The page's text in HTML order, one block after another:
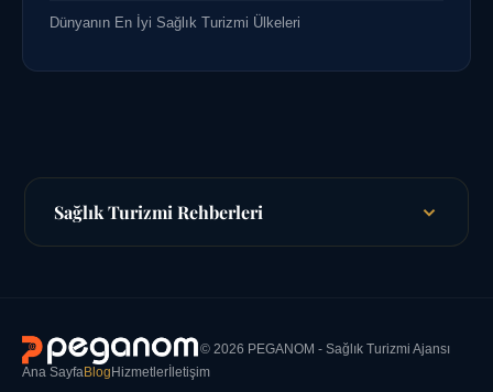
Dünyanın En İyi Sağlık Turizmi Ülkeleri
Sağlık Turizmi Rehberleri
© 2026 PEGANOM - Sağlık Turizmi Ajansı
Ana SayfaBlog Hizmetler İletişim